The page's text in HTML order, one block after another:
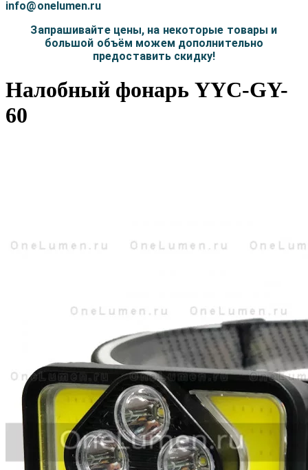
info@onelumen.ru
Запрашивайте цены, на некоторые товары и
большой объём можем дополнительно
предоставить скидку!
Налобный фонарь YYC-GY-
60